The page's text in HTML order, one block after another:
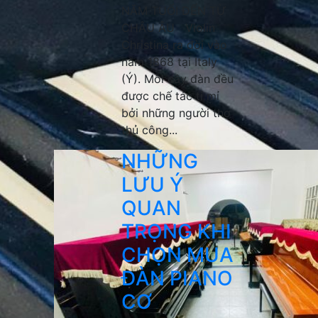
CHÂU ÂU Violin
Christina ra đời vào
năm 1868 tại Italy
(Ý). Mỗi cây đàn đều
được chế tác tỉ mỉ
bởi những người thợ
thủ công...
NHỮNG
LƯU Ý
QUAN
TRỌNG KHI
CHỌN MUA
ĐÀN PIANO
CƠ